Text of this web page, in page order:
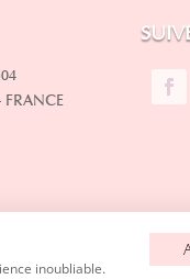
inoubliable.